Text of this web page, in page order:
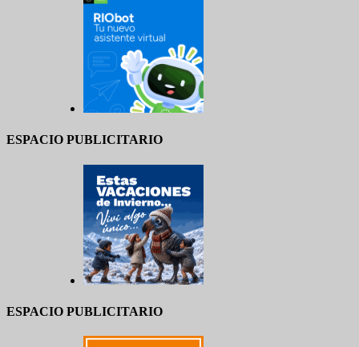
ESPACIO PUBLICITARIO
ESPACIO PUBLICITARIO